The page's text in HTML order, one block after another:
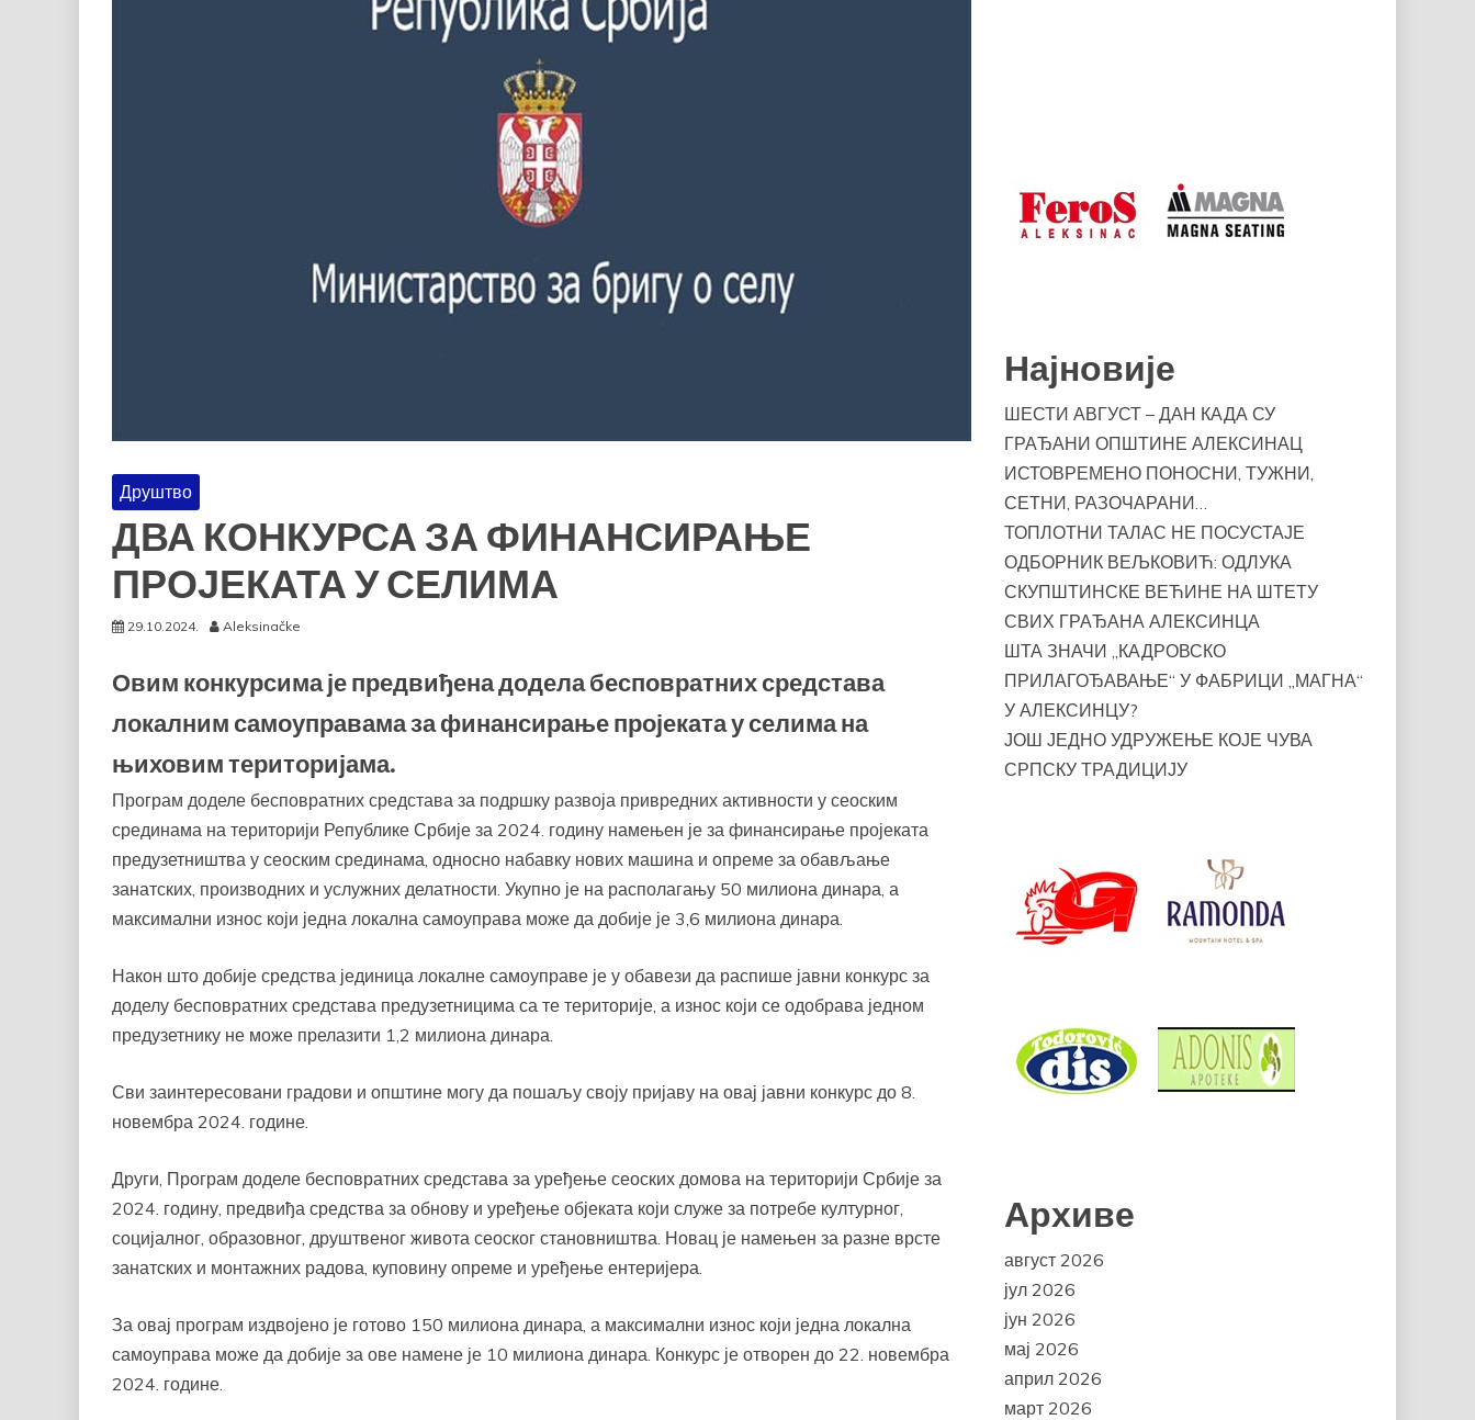
Друштво
ДВА КОНКУРСА ЗА ФИНАНСИРАЊЕ
ПРОЈЕКАТА У СЕЛИМА
29.10.2024. Aleksinačke
Овим конкурсима је предвиђена додела бесповратних средстава
локалним самоуправама за финансирање пројеката у селима на
њиховим територијама.
Програм доделе бесповратних средстава за подршку развоја привредних активности у сеоским
срединама на територији Републике Србије за 2024. годину намењен је за финансирање пројеката
предузетништва у сеоским срединама, односно набавку нових машина и опреме за обављање
занатских, производних и услужних делатности. Укупно је на располагању 50 милиона динара, а
максимални износ који једна локална самоуправа може да добије је 3,6 милиона динара.
Након што добије средства јединица локалне самоуправе је у обавези да распише јавни конкурс за
доделу бесповратних средстава предузетницима са те територије, а износ који се одобрава једном
предузетнику не може прелазити 1,2 милиона динара.
Сви заинтересовани градови и општине могу да пошаљу своју пријаву на овај јавни конкурс до 8.
новембра 2024. године.
Други, Програм доделе бесповратних средстава за уређење сеоских домова на територији Србије за
2024. годину, предвиђа средства за обнову и уређење објеката који служе за потребе културног,
социјалног, образовног, друштвеног живота сеоског становништва. Новац је намењен за разне врсте
занатских и монтажних радова, куповину опреме и уређење ентеријера.
За овај програм издвојено је готово 150 милиона динара, а максимални износ који једна локална
самоуправа може да добије за ове намене је 10 милиона динара. Конкурс је отворен до 22. новембра
2024. године.
Најновије
ШЕСТИ АВГУСТ – ДАН КАДА СУ
ГРАЂАНИ ОПШТИНЕ АЛЕКСИНАЦ
ИСТОВРЕМЕНО ПОНОСНИ, ТУЖНИ,
СЕТНИ, РАЗОЧАРАНИ…
ТОПЛОТНИ ТАЛАС НЕ ПОСУСТАЈЕ
ОДБОРНИК ВЕЉКОВИЋ: ОДЛУКА
СКУПШТИНСКЕ ВЕЋИНЕ НА ШТЕТУ
СВИХ ГРАЂАНА АЛЕКСИНЦА
ШТА ЗНАЧИ „КАДРОВСКО
ПРИЛАГОЂАВАЊЕ“ У ФАБРИЦИ „МАГНА“
У АЛЕКСИНЦУ?
ЈОШ ЈЕДНО УДРУЖЕЊЕ КОЈЕ ЧУВА
СРПСКУ ТРАДИЦИЈУ
Архиве
август 2026
јул 2026
јун 2026
мај 2026
април 2026
март 2026